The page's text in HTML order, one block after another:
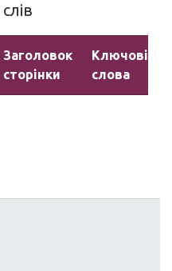
Заголовок
сторінки
Ключові
слова